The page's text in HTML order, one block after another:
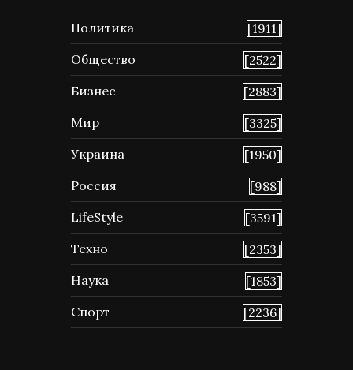
Политика
[1911]
Общество
[2522]
Бизнес
[2883]
Мир
[3325]
Украина
[1950]
Россия
[988]
LifeStyle
[3591]
Техно
[2353]
Наука
[1853]
Спорт
[2236]